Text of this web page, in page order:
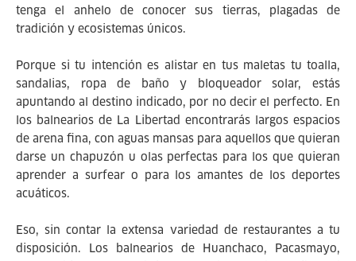
tenga el anhelo de conocer sus tierras, plagadas de
tradición y ecosistemas únicos.
Porque si tu intención es alistar en tus maletas tu toalla,
sandalias, ropa de baño y bloqueador solar, estás
apuntando al destino indicado, por no decir el perfecto. En
los balnearios de La Libertad encontrarás largos espacios
de arena fina, con aguas mansas para aquellos que quieran
darse un chapuzón u olas perfectas para los que quieran
aprender a surfear o para los amantes de los deportes
acuáticos.
Eso, sin contar la extensa variedad de restaurantes a tu
disposición. Los balnearios de Huanchaco, Pacasmayo,